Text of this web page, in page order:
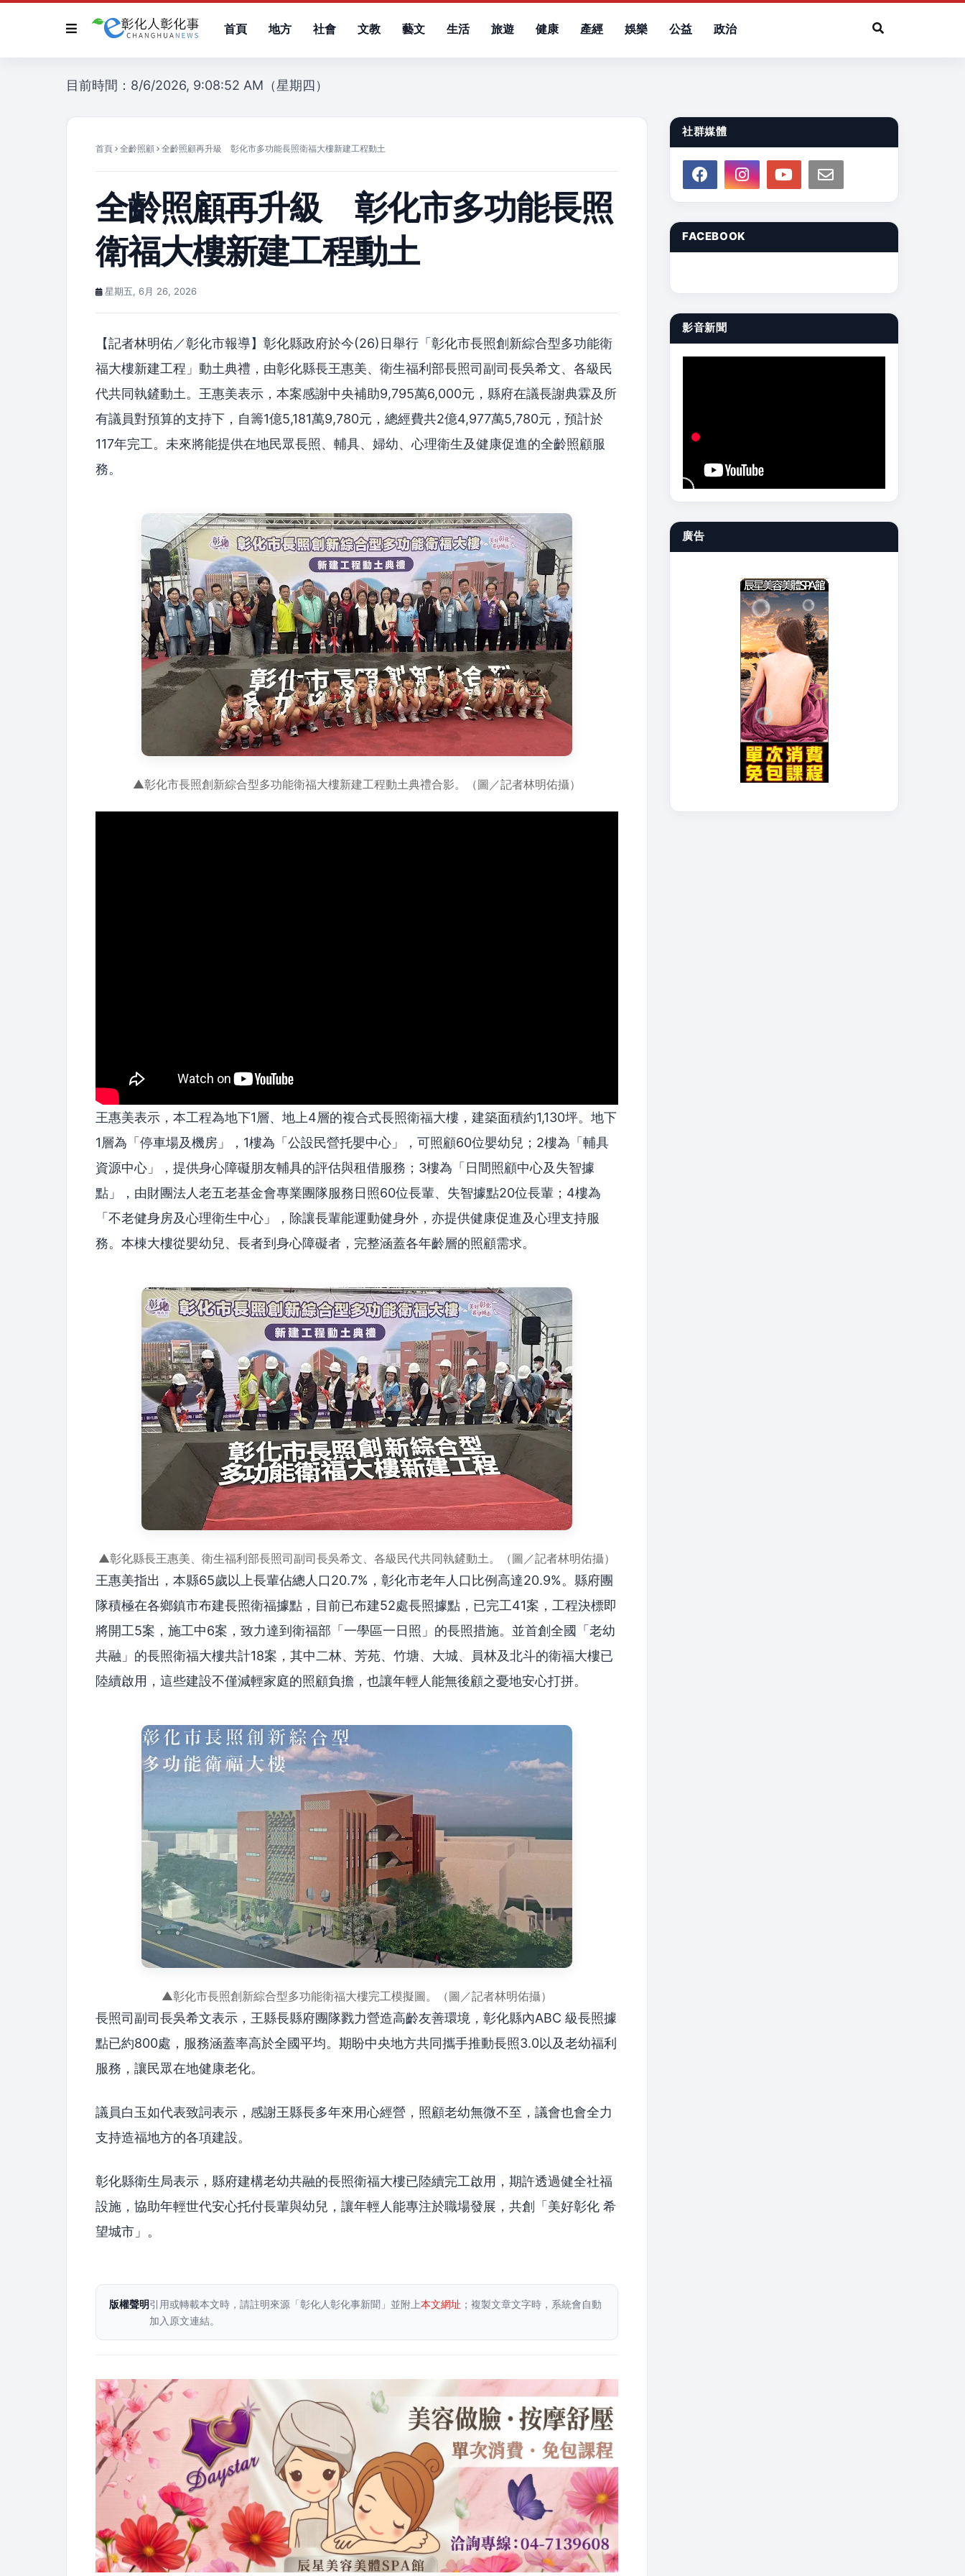
首頁 地方 社會 文教 藝文 生活 旅遊 健康 產經 娛樂 公益 政治
目前時間：8/6/2026, 9:08:52 AM（星期四）
首頁 全齡照顧 全齡照顧再升級 彰化市多功能長照衛福大樓新建工程動土
全齡照顧再升級 彰化市多功能長照
衛福大樓新建工程動土
星期五, 6月 26, 2026
【記者林明佑／彰化市報導】彰化縣政府於今(26)日舉行「彰化市長照創新綜合型多功能衛
福大樓新建工程」動土典禮，由彰化縣長王惠美、衛生福利部長照司副司長吳希文、各級民
代共同執鏟動土。王惠美表示，本案感謝中央補助9,795萬6,000元，縣府在議長謝典霖及所
有議員對預算的支持下，自籌1億5,181萬9,780元，總經費共2億4,977萬5,780元，預計於
117年完工。未來將能提供在地民眾長照、輔具、婦幼、心理衛生及健康促進的全齡照顧服
務。
▲彰化市長照創新綜合型多功能衛福大樓新建工程動土典禮合影。（圖／記者林明佑攝）
王惠美表示，本工程為地下1層、地上4層的複合式長照衛福大樓，建築面積約1,130坪。地下
1層為「停車場及機房」，1樓為「公設民營托嬰中心」，可照顧60位嬰幼兒；2樓為「輔具
資源中心」，提供身心障礙朋友輔具的評估與租借服務；3樓為「日間照顧中心及失智據
點」，由財團法人老五老基金會專業團隊服務日照60位長輩、失智據點20位長輩；4樓為
「不老健身房及心理衛生中心」，除讓長輩能運動健身外，亦提供健康促進及心理支持服
務。本棟大樓從嬰幼兒、長者到身心障礙者，完整涵蓋各年齡層的照顧需求。
▲彰化縣長王惠美、衛生福利部長照司副司長吳希文、各級民代共同執鏟動土。（圖／記者林明佑攝）
王惠美指出，本縣65歲以上長輩佔總人口20.7%，彰化市老年人口比例高達20.9%。縣府團
隊積極在各鄉鎮市布建長照衛福據點，目前已布建52處長照據點，已完工41案，工程決標即
將開工5案，施工中6案，致力達到衛福部「一學區一日照」的長照措施。並首創全國「老幼
共融」的長照衛福大樓共計18案，其中二林、芳苑、竹塘、大城、員林及北斗的衛福大樓已
陸續啟用，這些建設不僅減輕家庭的照顧負擔，也讓年輕人能無後顧之憂地安心打拼。
▲彰化市長照創新綜合型多功能衛福大樓完工模擬圖。（圖／記者林明佑攝）
長照司副司長吳希文表示，王縣長縣府團隊戮力營造高齡友善環境，彰化縣內ABC 級長照據
點已約800處，服務涵蓋率高於全國平均。期盼中央地方共同攜手推動長照3.0以及老幼福利
服務，讓民眾在地健康老化。
議員白玉如代表致詞表示，感謝王縣長多年來用心經營，照顧老幼無微不至，議會也會全力
支持造福地方的各項建設。
彰化縣衛生局表示，縣府建構老幼共融的長照衛福大樓已陸續完工啟用，期許透過健全社福
設施，協助年輕世代安心托付長輩與幼兒，讓年輕人能專注於職場發展，共創「美好彰化 希
望城市」。
版權聲明引用或轉載本文時，請註明來源「彰化人彰化事新聞」並附上本文網址 ；複製文章文字時，系統會自動
加入原文連結。
社群媒體
FACEBOOK
影音新聞
廣告